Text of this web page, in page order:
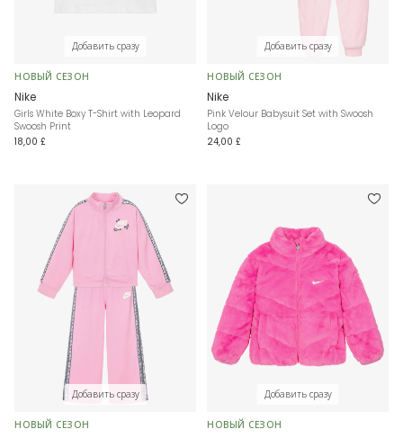
Добавить сразу
НОВЫЙ СЕЗОН
Nike
Girls White Boxy T-Shirt with Leopard
Swoosh Print
18,00 £
Добавить сразу
НОВЫЙ СЕЗОН
Nike
Pink Velour Babysuit Set with Swoosh
Logo
24,00 £
Добавить сразу
НОВЫЙ СЕЗОН
Добавить сразу
НОВЫЙ СЕЗОН